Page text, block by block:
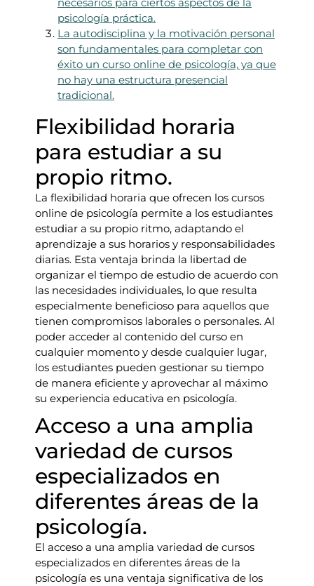
psicología práctica.
La autodisciplina y la motivación personal
son fundamentales para completar con
éxito un curso online de psicología, ya que
no hay una estructura presencial
tradicional.
Flexibilidad horaria
para estudiar a su
propio ritmo.
La flexibilidad horaria que ofrecen los cursos
online de psicología permite a los estudiantes
estudiar a su propio ritmo, adaptando el
aprendizaje a sus horarios y responsabilidades
diarias. Esta ventaja brinda la libertad de
organizar el tiempo de estudio de acuerdo con
las necesidades individuales, lo que resulta
especialmente beneficioso para aquellos que
tienen compromisos laborales o personales. Al
poder acceder al contenido del curso en
cualquier momento y desde cualquier lugar,
los estudiantes pueden gestionar su tiempo
de manera eficiente y aprovechar al máximo
su experiencia educativa en psicología.
Acceso a una amplia
variedad de cursos
especializados en
diferentes áreas de la
psicología.
El acceso a una amplia variedad de cursos
especializados en diferentes áreas de la
psicología es una ventaja significativa de los